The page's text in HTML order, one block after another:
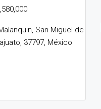
San Miguel de
37797, México